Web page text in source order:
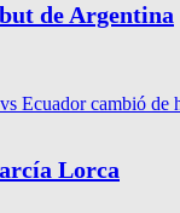
de Argentina
Ecuador cambió de
Lorca